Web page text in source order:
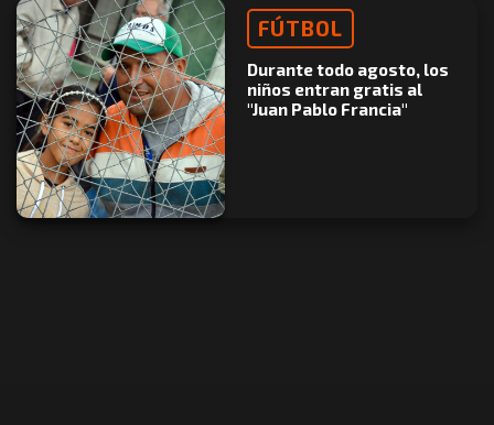
FÚTBOL
Durante todo agosto, los
niños entran gratis al
"Juan Pablo Francia"